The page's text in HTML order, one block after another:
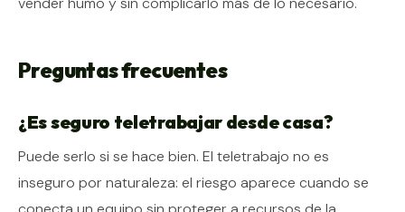
Preguntas frecuentes
¿Es seguro teletrabajar desde casa?
Puede serlo si se hace bien. El teletrabajo no es
inseguro por naturaleza: el riesgo aparece cuando se